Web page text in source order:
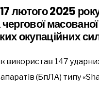
лютого 2025
окупаційних
використав 147
(БпЛА) типу